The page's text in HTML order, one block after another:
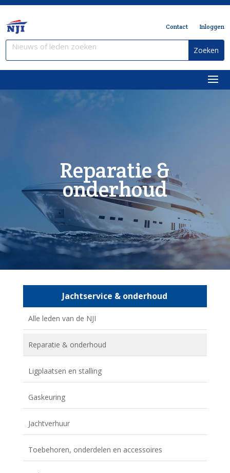
Contact Inloggen
Reparatie &
onderhoud
Jachtservice & onderhoud
Alle leden van de NJI
Reparatie & onderhoud
Ligplaatsen en stalling
Gaskeuring
Jachtverhuur
Toebehoren, onderdelen en accessoires